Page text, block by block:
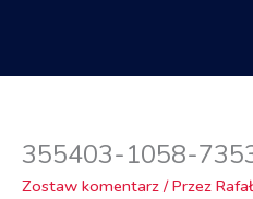
355403-1058-
Zostaw komentarz / Przez Rafał